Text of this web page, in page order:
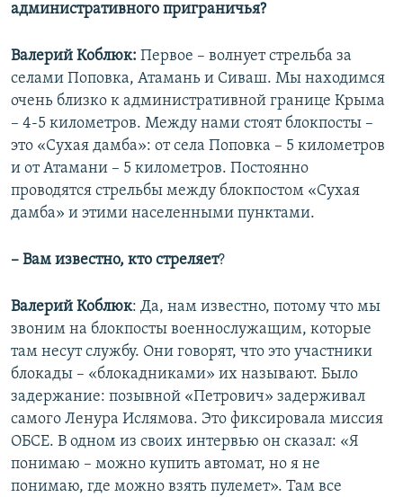
административного приграничья?
Валерий Коблюк: Первое – волнует стрельба за
селами Поповка, Атамань и Сиваш. Мы находимся
очень близко к административной границе Крыма
– 4-5 километров. Между нами стоят блокпосты –
это «Сухая дамба»: от села Поповка – 5 километров
и от Атамани – 5 километров. Постоянно
проводятся стрельбы между блокпостом «Сухая
дамба» и этими населенными пунктами.
– Вам известно, кто стреляет?
Валерий Коблюк: Да, нам известно, потому что мы
звоним на блокпосты военнослужащим, которые
там несут службу. Они говорят, что это участники
блокады – «блокадниками» их называют. Было
задержание: позывной «Петрович» задерживал
самого Ленура Ислямова. Это фиксировала миссия
ОБСЕ. В одном из своих интервью он сказал: «Я
понимаю – можно купить автомат, но я не
понимаю, где можно взять пулемет». Там все